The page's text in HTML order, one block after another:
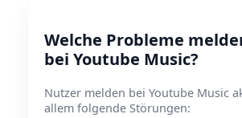
Welche Probleme
bei Youtube Music?
Nutzer melden bei Youtube Music
allem folgende Störungen: